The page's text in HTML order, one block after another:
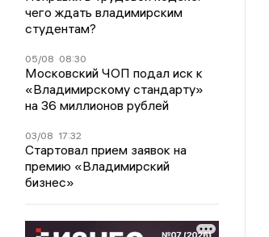
чего ждать владимирским
студентам?
05/08 08:30
Московский ЧОП подал иск к
«Владимирскому стандарту»
на 36 миллионов рублей
03/08 17:32
Стартовал прием заявок на
премию «Владимирский
бизнес»